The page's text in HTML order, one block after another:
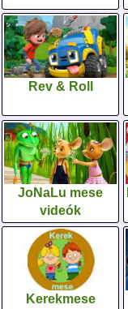
Rev & Roll
JoNaLu mese
videók
Kerekmese